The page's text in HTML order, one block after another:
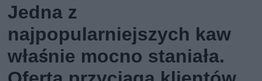
Jedna z
najpopularniejszych kaw
właśnie mocno staniała.